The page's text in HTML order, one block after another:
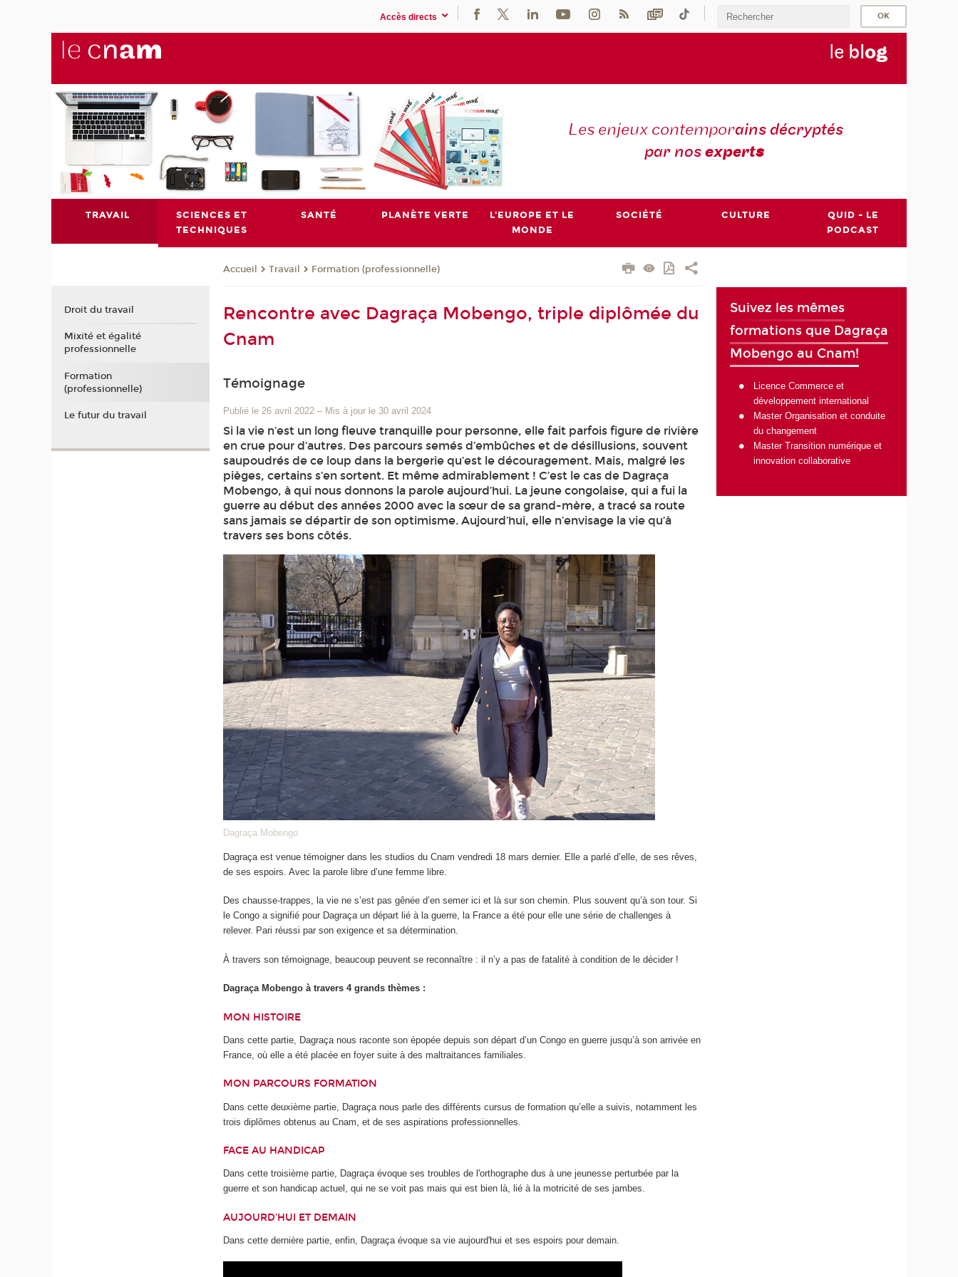
Accès directs
le blog
Les enjeux contemporains décryptés
par nosexperts
TRAVAIL
SCIENCES ET
TECHNIQUES
SANTÉ PLANÈTE VERTE
L'EUROPE ET LE
MONDE
SOCIÉTÉ CULTURE
QUID - LE
PODCAST
Accueil Travail Formation (professionnelle)
Rencontre avec Dagraça Mobengo, triple diplômée du
Cnam
Témoignage
Publié le 26 avril 2022 – Mis à jour le 30 avril 2024
Si la vie n’est un long fleuve tranquille pour personne, elle fait parfois figure de rivière
en crue pour d’autres. Des parcours semés d’embûches et de désillusions, souvent
saupoudrés de ce loup dans la bergerie qu’est le découragement. Mais, malgré les
pièges, certains s’en sortent. Et même admirablement ! C’est le cas de Dagraça
Mobengo, à qui nous donnons la parole aujourd’hui. La jeune congolaise, qui a fui la
guerre au début des années 2000 avec la sœur de sa grand-mère, a tracé sa route
sans jamais se départir de son optimisme. Aujourd’hui, elle n’envisage la vie qu’à
travers ses bons côtés.
Dagraça Mobengo
Dagraça est venue témoigner dans les studios du Cnam vendredi 18 mars dernier. Elle a parlé d’elle, de ses rêves,
de ses espoirs. Avec la parole libre d’une femme libre.
Des chausse-trappes, la vie ne s’est pas gênée d’en semer ici et là sur son chemin. Plus souvent qu’à son tour. Si
le Congo a signifié pour Dagraça un départ lié à la guerre, la France a été pour elle une série de challenges à
relever. Pari réussi par son exigence et sa détermination.
À travers son témoignage, beaucoup peuvent se reconnaître : il n’y a pas de fatalité à condition de le décider !
Dagraça Mobengo à travers 4 grands thèmes :
MON HISTOIRE
Dans cette partie, Dagraça nous raconte son épopée depuis son départ d’un Congo en guerre jusqu’à son arrivée en
France, où elle a été placée en foyer suite à des maltraitances familiales.
MON PARCOURS FORMATION
Dans cette deuxième partie, Dagraça nous parle des différents cursus de formation qu’elle a suivis, notamment les
trois diplômes obtenus au Cnam, et de ses aspirations professionnelles.
FACE AU HANDICAP
Dans cette troisième partie, Dagraça évoque ses troubles de l'orthographe dus à une jeunesse perturbée par la
guerre et son handicap actuel, qui ne se voit pas mais qui est bien là, lié à la motricité de ses jambes.
AUJOURD'HUI ET DEMAIN
Dans cette dernière partie, enfin, Dagraça évoque sa vie aujourd'hui et ses espoirs pour demain.
Suivez les mêmes
formations que Dagraça
Mobengo au Cnam!
Licence Commerce et
développement international
Master Organisation et conduite
du changement
Master Transition numérique et
innovation collaborative
Droit du travail
Mixité et égalité
professionnelle
Formation
(professionnelle)
Le futur du travail